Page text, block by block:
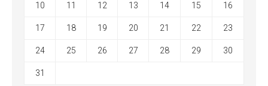
10 11 12 13 14 15 16
17 18 19 20 21 22 23
24 25 26 27 28 29 30
31